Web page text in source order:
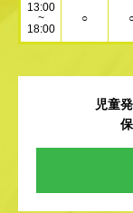
13:00
~
18:00
○
児童